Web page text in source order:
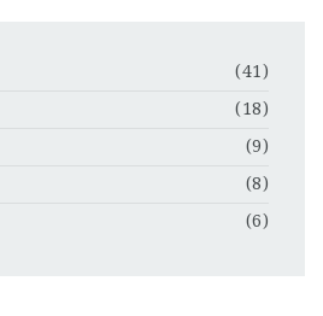
(41)
(18)
(9)
(8)
(6)